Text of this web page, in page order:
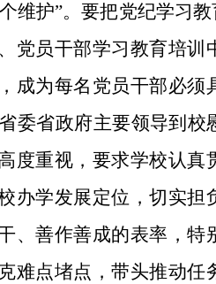
维护”。要把党纪学习
党员干部学习教育培训
成为每名党员干部必须
委省政府主要领导到
度重视，要求学校认真
办学发展定位，切实
、善作善成的表率，特
难点堵点，带头推动